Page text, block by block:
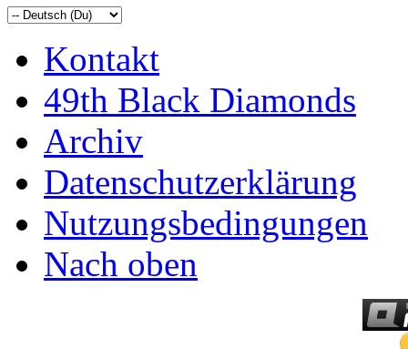
Kontakt
49th Black Diamonds
Archiv
Datenschutzerklärung
Nutzungsbedingungen
Nach oben